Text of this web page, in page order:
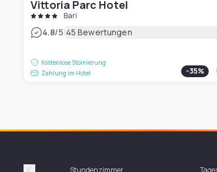
Vittoria Parc Hotel
Bari
4.8/5|45 Bewertungen
Kostenlose Stornierung
Zahlung im Hotel
-35%
Stundenzimmer